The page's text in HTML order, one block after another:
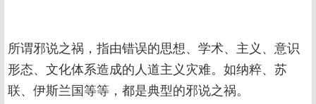
所谓邪说之祸，指由错误的思想、学术、主义、意识
形态、文化体系造成的人道主义灾难。如纳粹、苏
联、伊斯兰国等等，都是典型的邪说之祸。